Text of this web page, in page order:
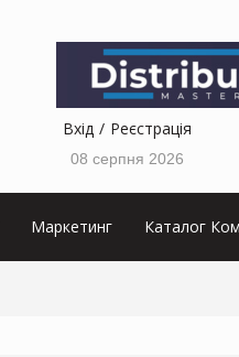
Вхід Реєстрація
08 серпня 2026
Маркетинг Каталог